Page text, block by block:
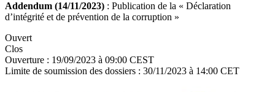
Addendum (14/11/2023) : Publication de la « Déclaration
d’intégrité et de prévention de la corruption »
Ouvert
Clos
Ouverture : 19/09/2023 à 09:00 CEST
Limite de soumission des dossiers : 30/11/2023 à 14:00 CET